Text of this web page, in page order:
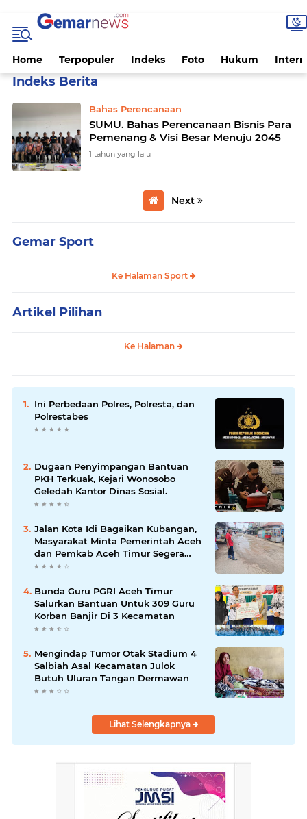
Home Terpopuler Indeks Foto Hukum
Bahas Perencanaan
SUMU. Bahas Perencanaan Bisnis Para
Pemenang & Visi Besar Menuju 2045
1 tahun yang lalu
Next
Gemar Sport
Ke Halaman Sport
Artikel Pilihan
Ke Halaman
Ini Perbedaan Polres, Polresta, dan
Polrestabes
Dugaan Penyimpangan Bantuan
PKH Terkuak, Kejari Wonosobo
Geledah Kantor Dinas Sosial.
Jalan Kota Idi Bagaikan Kubangan,
Masyarakat Minta Pemerintah Aceh
dan Pemkab Aceh Timur Segera
Perbaiki
Bunda Guru PGRI Aceh Timur
Salurkan Bantuan Untuk 309 Guru
Korban Banjir Di 3 Kecamatan
Mengindap Tumor Otak Stadium 4
Salbiah Asal Kecamatan Julok
Butuh Uluran Tangan Dermawan
Lihat Selengkapnya